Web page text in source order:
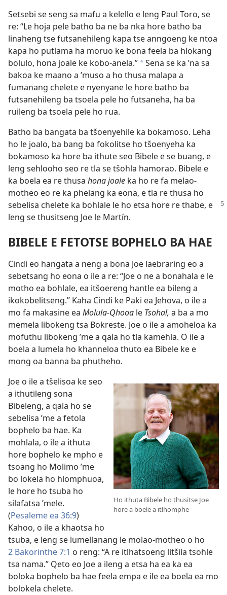
Setsebi se seng sa mafu a kelello e leng Paul Toro, se
re: “Le hoja pele batho ba ne ba nka hore batho ba
linaheng tse futsanehileng kapa tse anngoeng ke ntoa
kapa ho putlama ha moruo ke bona feela ba hlokang
bolulo, hona joale ke kobo-anela.” *Sena se ka ’na sa
bakoa ke maano a ’muso a ho thusa malapa a
fumanang chelete e nyenyane le hore batho ba
futsanehileng ba tsoela pele ho futsaneha, ha ba
ruileng ba tsoela pele ho rua.
Batho ba bangata ba tšoenyehile ka bokamoso. Leha
ho le joalo, ba bang ba fokolitse ho tšoenyeha ka
bokamoso ka hore ba ithute seo Bibele e se buang, e
leng sehlooho seo re tla se tšohla hamorao. Bibele e
ka boela ea re thusa hona joale ka ho re fa melao-
motheo eo re ka phelang ka eona, e tla re thusa ho
sebelisa chelete ka bohlale le ho etsa hore re thabe, e
leng se thusitseng Joe le Martín.
BIBELE E FETOTSE BOPHELO BA HAE
Cindi eo hangata a neng a bona Joe laebraring eo a
sebetsang ho eona o ile a re: “Joe o ne a bonahala e le
motho ea bohlale, ea itšoereng hantle ea bileng a
ikokobelitseng.” Kaha Cindi ke Paki ea Jehova, o ile a
mo fa makasine ea Molula-Qhooa le Tsoha!, a ba a mo
memela libokeng tsa Bokreste. Joe o ile a amoheloa ka
mofuthu libokeng ’me a qala ho tla kamehla. O ile a
boela a lumela ho khanneloa thuto ea Bibele ke e
mong oa banna ba phutheho.
Ho ithuta Bibele ho thusitse Joe
hore a boele a itlhomphe
Joe o ile a tšelisoa ke seo
a ithutileng sona
Bibeleng, a qala ho se
sebelisa ’me a fetola
bophelo ba hae. Ka
mohlala, o ile a ithuta
hore bophelo ke mpho e
tsoang ho Molimo ’me
bo lokela ho hlomphuoa,
le hore ho tsuba ho
silafatsa ’mele.
(Pesaleme ea 36:9)
Kahoo, o ile a khaotsa ho
tsuba, e leng se lumellanang le molao-motheo o ho
2 Bakorinthe 7:1 o reng: “A re itlhatsoeng litšila tsohle
tsa nama.” Qeto eo Joe a ileng a etsa ha ea ka ea
boloka bophelo ba hae feela empa e ile ea boela ea mo
bolokela chelete.